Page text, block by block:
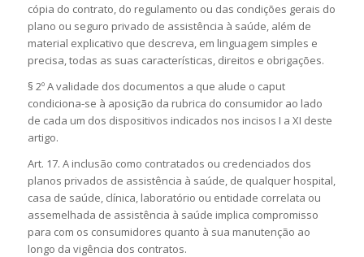
cópia do contrato, do regulamento ou das condições gerais do
plano ou seguro privado de assistência à saúde, além de
material explicativo que descreva, em linguagem simples e
precisa, todas as suas características, direitos e obrigações.
§ 2º A validade dos documentos a que alude o caput
condiciona-se à aposição da rubrica do consumidor ao lado
de cada um dos dispositivos indicados nos incisos I a XI deste
artigo.
Art. 17. A inclusão como contratados ou credenciados dos
planos privados de assistência à saúde, de qualquer hospital,
casa de saúde, clínica, laboratório ou entidade correlata ou
assemelhada de assistência à saúde implica compromisso
para com os consumidores quanto à sua manutenção ao
longo da vigência dos contratos.